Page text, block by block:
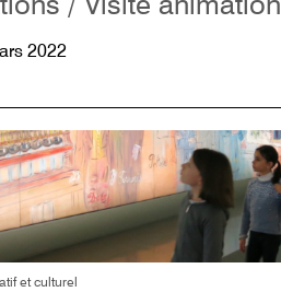
/ Visite animation
2022
et culturel